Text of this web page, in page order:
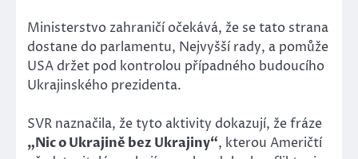
Ministerstvo zahraničí očekává, že se tato strana
dostane do parlamentu, Nejvyšší rady, a pomůže
USA držet pod kontrolou případného budoucího
Ukrajinského prezidenta.
SVR naznačila, že tyto aktivity dokazují, že fráze
„Nic o Ukrajině bez Ukrajiny“, kterou Američtí